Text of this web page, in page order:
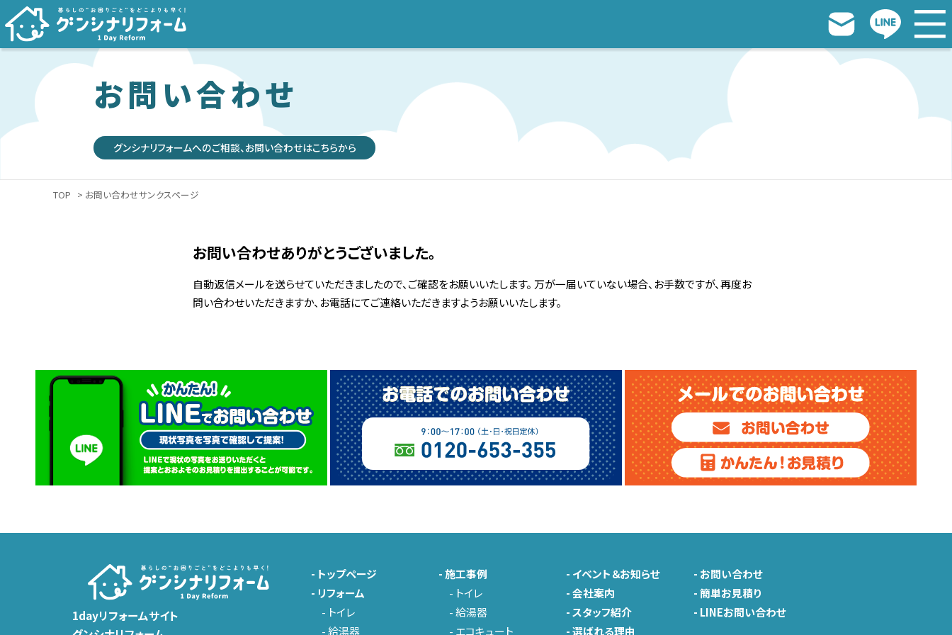
お問い合わせ
グンシナリフォームへのご相談、お問い合わせはこちらから
TOP > お問い合わせサンクスページ
お問い合わせありがとうございました。
自動返信メールを送らせていただきましたので、ご確認をお願いいたします。 万が一届いていない場合、お手数ですが、再度お
問い合わせいただきますか、お電話にてご連絡いただきますようお願いいたします。
1dayリフォームサイト
- トップページ
- リフォーム
- トイレ
-給湯器
-施工事例
- トイレ
-給湯器
- エコキュート
- イベント＆お知らせ
-会社案内
-スタッフ紹介
-選ばれる理由
- お問い合わせ
-簡単お見積り
- LINEお問い合わせ